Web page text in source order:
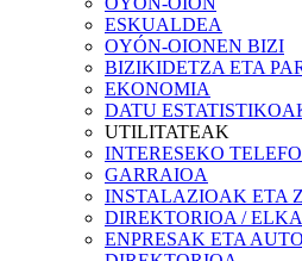
ESKUALDEA
OYÓN-OIONEN BIZI
BIZIKIDETZA ETA
EKONOMIA
DATU
UTILITATEAK
INTERESEKO
GARRAIOA
INSTALAZIOAK ETA
DIREKTORIOA /
ENPRESAK ETA